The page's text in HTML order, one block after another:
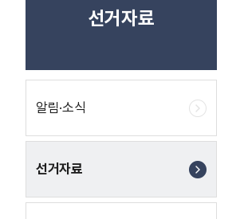
선거자료
알림·소식
선거자료